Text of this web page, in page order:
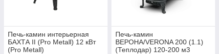
Печь-камин интерьерная
БАХТА II (Pro Metall) 12 кВт
(Pro Metall)
Печь-камин
ВЕРОНА/VERONA 200 (1.1)
(Теплодар) 120-200 м3